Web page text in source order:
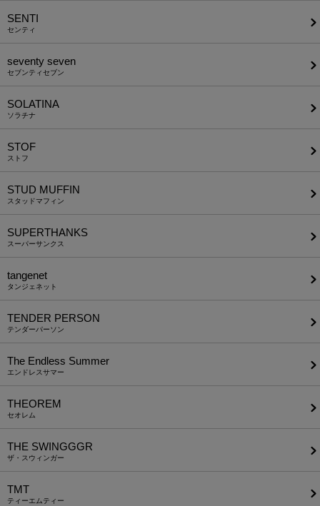
SENTI
センティ
seventy seven
セブンティセブン
SOLATINA
ソラチナ
STOF
ストフ
STUD MUFFIN
スタッドマフィン
SUPERTHANKS
スーパーサンクス
tangenet
タンジェネット
TENDER PERSON
テンダーパーソン
The Endless Summer
エンドレスサマー
THEOREM
セオレム
THE SWINGGGR
ザ・スウィンガー
TMT
ティーエムティー